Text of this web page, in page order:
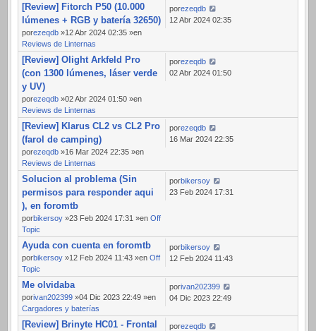
[Review] Fitorch P50 (10.000
lúmenes + RGB y batería 32650)
porezeqdb »12 Abr 2024 02:35 »en
Reviews de Linternas
porezeqdb
12 Abr 2024 02:35
[Review] Olight Arkfeld Pro
(con 1300 lúmenes, láser verde
y UV)
porezeqdb »02 Abr 2024 01:50 »en
Reviews de Linternas
porezeqdb
02 Abr 2024 01:50
[Review] Klarus CL2 vs CL2 Pro
(farol de camping)
porezeqdb »16 Mar 2024 22:35 »en
Reviews de Linternas
porezeqdb
16 Mar 2024 22:35
Solucion al problema (Sin
permisos para responder aqui
), en foromtb
porbikersoy »23 Feb 2024 17:31 »en Off
Topic
porbikersoy
23 Feb 2024 17:31
Ayuda con cuenta en foromtb
porbikersoy »12 Feb 2024 11:43 »en Off
Topic
porbikersoy
12 Feb 2024 11:43
Me olvidaba
porivan202399 »04 Dic 2023 22:49 »en
Cargadores y baterías
porivan202399
04 Dic 2023 22:49
[Review] Brinyte HC01 - Frontal
porezeqdb